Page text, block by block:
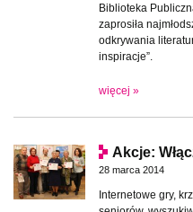
Biblioteka
zaprosiła
odkrywania
inspiracje”.
więcej »
Akcje:
28 marca 2014
Internetowe gry,